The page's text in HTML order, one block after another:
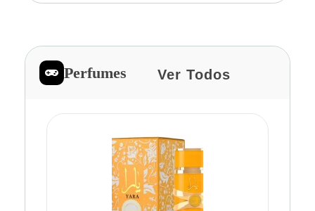
Perfumes Ver Todos